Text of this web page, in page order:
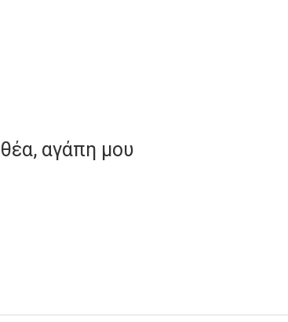
αγάπη μου